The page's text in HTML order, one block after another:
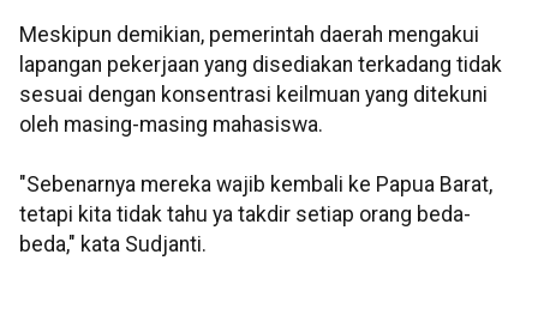
Meskipun demikian, pemerintah daerah mengakui
lapangan pekerjaan yang disediakan terkadang tidak
sesuai dengan konsentrasi keilmuan yang ditekuni
oleh masing-masing mahasiswa.
"Sebenarnya mereka wajib kembali ke Papua Barat,
tetapi kita tidak tahu ya takdir setiap orang beda-
beda," kata Sudjanti.